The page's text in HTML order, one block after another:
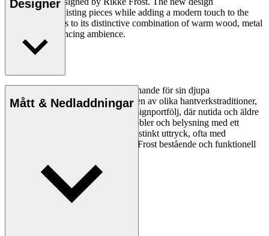
complements existing pieces while adding a modern touch to the
collection thanks to its distinctive combination of warm wood, metal
and mood-enhancing ambience.
Läs mer
Designer
Rikke Frost (f. 1973) har fått erkännande för sin djupa
materialförståelse och kombinationen av olika hantverkstraditioner,
vilket tydligt framgår av hennes designportfölj, där nutida och äldre
designgrepp och material möts i möbler och belysning med ett
organiskt formspråk. Förutom ett distinkt uttryck, ofta med
cirkelformen i huvudrollen, skapar Frost bestående och funktionell
Läs mer om Rikke Frost
Mått & Nedladdningar